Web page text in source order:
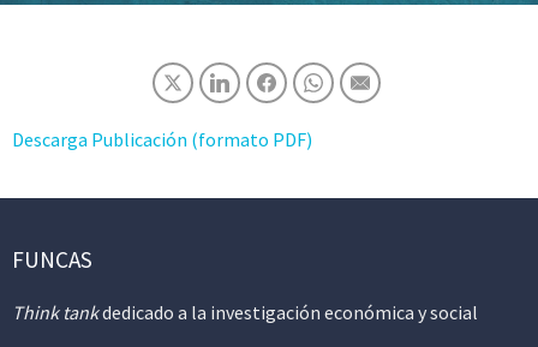
Descarga Publicación (formato PDF)
FUNCAS
Think tankdedicado a la investigación económica y social